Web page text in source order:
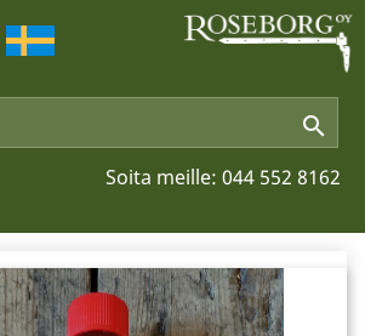

Soita meille: 044 552 8162